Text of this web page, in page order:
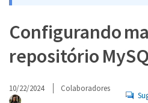
Configurando
repositório
10/22/2024 Colaboradores